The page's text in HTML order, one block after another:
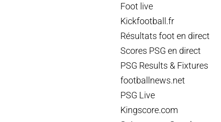
Foot live
Kickfootball.fr
Résultats foot en direct
Scores PSG en direct
PSG Results & Fixtures
footballnews.net
PSG Live
Kingscore.com